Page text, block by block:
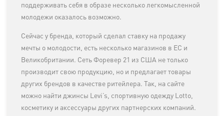
поддерживать себя в образе несколько легкомысленной
молодежи оказалось возможно.
Сейчас у бренда, который сделал ставку на продажу
мечты о молодости, есть несколько магазинов в ЕС и
Великобритании. Сеть Форевер 21 из США не только
производит свою продукцию, но и предлагает товары
других брендов в качестве ритейлера. Так, на сайте
можно найти джинсы Levi’s, спортивную одежду Lotto,
косметику и аксессуары других партнерских компаний.